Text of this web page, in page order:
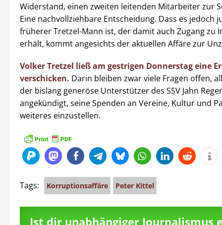
Widerstand, einen zweiten leitenden Mitarbeiter zur
Eine nachvollziehbare Entscheidung. Dass es jedoch
früherer Tretzel-Mann ist, der damit auch Zugang zu
erhält, kommt angesichts der aktuellen Affäre zur
Volker Tretzel ließ am gestrigen Donnerstag eine
verschicken. Darin bleiben zwar viele Fragen offen,
der bislang generöse Unterstützer des SSV Jahn
angekündigt, seine Spenden an Vereine, Kultur und
weiteres einzustellen.
Tags: Korruptionsaffäre Peter Kittel
Ist dir unabhängiger Journalismus